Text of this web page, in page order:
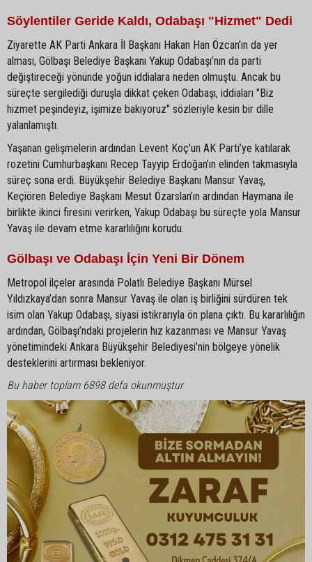
Söylentiler Geride Kaldı, Odabaşı "Hizmet" Dedi
Ziyarette AK Parti Ankara İl Başkanı Hakan Han Özcan’ın da yer
alması, Gölbaşı Belediye Başkanı Yakup Odabaşı’nın da parti
değiştireceği yönünde yoğun iddialara neden olmuştu. Ancak bu
süreçte sergilediği duruşla dikkat çeken Odabaşı, iddiaları "Biz
hizmet peşindeyiz, işimize bakıyoruz" sözleriyle kesin bir dille
yalanlamıştı.
Yaşanan gelişmelerin ardından Levent Koç’un AK Parti’ye katılarak
rozetini Cumhurbaşkanı Recep Tayyip Erdoğan’ın elinden takmasıyla
süreç sona erdi. Büyükşehir Belediye Başkanı Mansur Yavaş,
Keçiören Belediye Başkanı Mesut Özarslan’ın ardından Haymana ile
birlikte ikinci firesini verirken, Yakup Odabaşı bu süreçte yola Mansur
Yavaş ile devam etme kararlılığını korudu.
Gölbaşı ve Odabaşı İçin Yeni Bir Dönem
Metropol ilçeler arasında Polatlı Belediye Başkanı Mürsel
Yıldızkaya’dan sonra Mansur Yavaş ile olan iş birliğini sürdüren tek
isim olan Yakup Odabaşı, siyasi istikrarıyla ön plana çıktı. Bu kararlılığın
ardından, Gölbaşı’ndaki projelerin hız kazanması ve Mansur Yavaş
yönetimindeki Ankara Büyükşehir Belediyesi’nin bölgeye yönelik
desteklerini artırması bekleniyor.
Bu haber toplam 6898 defa okunmuştur